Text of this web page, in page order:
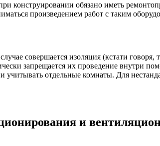
конструировании обязано иметь
произведением работ с таким
совершается изоляция (кстати
запрещается их проведение
учитывать отдельные комнаты. Для
и